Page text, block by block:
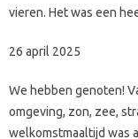
vieren. Het was een
26 april 2025
We hebben genoten!
omgeving, zon, zee,
welkomstmaaltijd was